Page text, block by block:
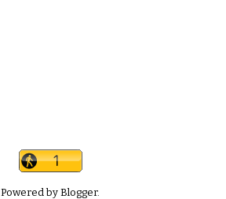
Powered by Blogger.